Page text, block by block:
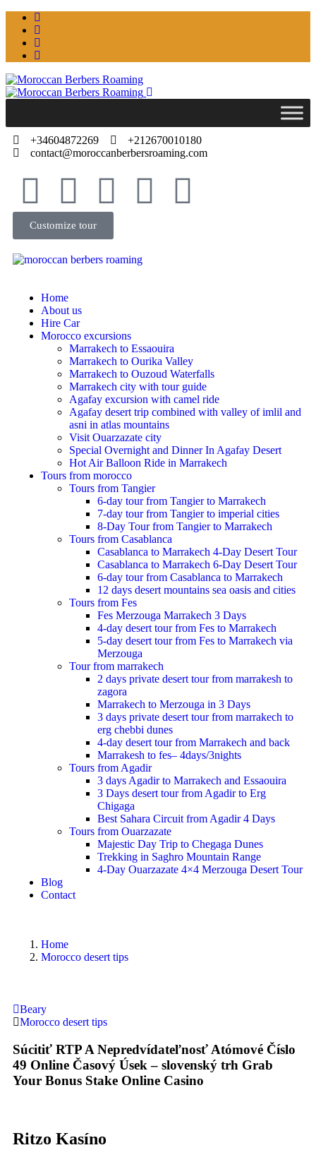
+34604872269
+212670010180
contact@moroccanberbersroaming.com
Customize tour
Home
About us
Hire Car
Morocco excursions
Marrakech to Essaouira
Marrakech to Ourika Valley
Marrakech to Ouzoud Waterfalls
Marrakech city with tour guide
Agafay excursion with camel ride
Agafay desert trip combined with valley of imlil and
asni in atlas mountains
Visit Ouarzazate city
Special Overnight and Dinner In Agafay Desert
Hot Air Balloon Ride in Marrakech
Tours from morocco
Tours from Tangier
6-day tour from Tangier to Marrakech
7-day tour from Tangier to imperial cities
8-Day Tour from Tangier to Marrakech
Tours from Casablanca
Casablanca to Marrakech 4-Day Desert Tour
Casablanca to Marrakech 6-Day Desert Tour
6-day tour from Casablanca to Marrakech
12 days desert mountains sea oasis and cities
Tours from Fes
Fes Merzouga Marrakech 3 Days
4-day desert tour from Fes to Marrakech
5-day desert tour from Fes to Marrakech via
Merzouga
Tour from marrakech
2 days private desert tour from marrakesh to
zagora
Marrakech to Merzouga in 3 Days
3 days private desert tour from marrakech to
erg chebbi dunes
4-day desert tour from Marrakech and back
Marrakesh to fes– 4days/3nights
Tours from Agadir
3 days Agadir to Marrakech and Essaouira
3 Days desert tour from Agadir to Erg
Chigaga
Best Sahara Circuit from Agadir 4 Days
Tours from Ouarzazate
Majestic Day Trip to Chegaga Dunes
Trekking in Saghro Mountain Range
4-Day Ouarzazate 4×4 Merzouga Desert Tour
Blog
Contact
Home
Morocco desert tips
Beary
Morocco desert tips
Súcitiť RTP A Nepredvídateľnosť Atómové Číslo
49 Online Časový Úsek – slovenský trh Grab
Your Bonus Stake Online Casino
Ritzo Kasíno